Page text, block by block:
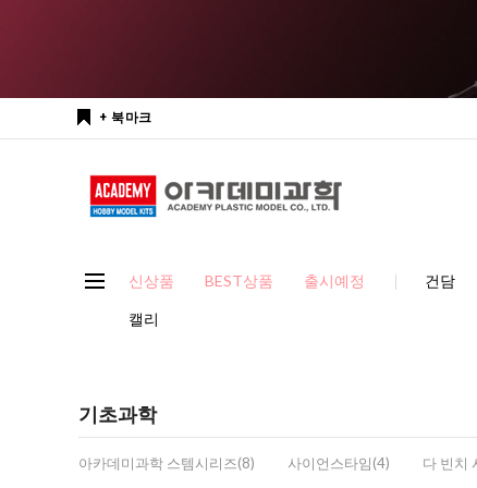
+ 북마크
신상품 BEST상품 출시예정 건담
캘리
기초과학
아카데미과학 스템시리즈(8) 사이언스타임(4) 다 빈치